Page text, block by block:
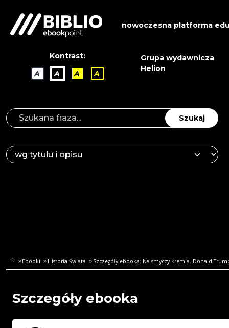
nowoczesna platforma
Kontrast:
A
A A A
Grupa wydawnicza
Helion
Szukaj
Ebooki Historia Świata Szczegóły ebooka: Na smyczy Kremla. Donald
Szczegóły ebooka